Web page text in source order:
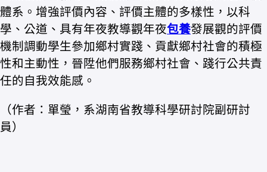
體系。增強評價內容、評價主體的多樣性，以科
學、公道、具有年夜教導觀年夜包養發展觀的評價
機制調動學生參加鄉村實踐、貢獻鄉村社會的積極
性和主動性，晉陞他們服務鄉村社會、踐行公共責
任的自我效能感。
（作者：單瑩，系湖南省教導科學研討院副研討
員）